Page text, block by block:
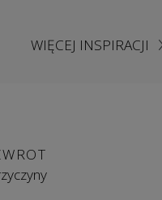
WIĘCEJ INSPIRACJI